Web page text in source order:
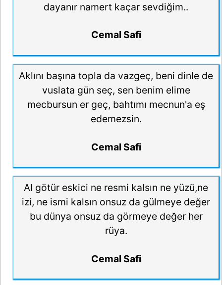
dayanır namert kaçar sevdiğim..
Cemal Safi
Aklını başına topla da vazgeç, beni dinle de
vuslata gün seç, sen benim elime
mecbursun er geç, bahtımı mecnun'a eş
edemezsin.
Cemal Safi
Al götür eskici ne resmi kalsın ne yüzü,ne
izi, ne ismi kalsın onsuz da gülmeye değer
bu dünya onsuz da görmeye değer her
rüya.
Cemal Safi